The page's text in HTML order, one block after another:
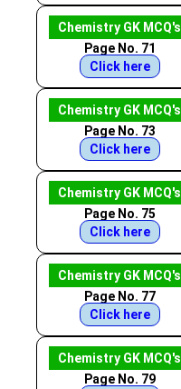
Chemistry GK MCQ's
Page No. 71
Click here
Chemistry GK MCQ's
Page No. 73
Click here
Chemistry GK MCQ's
Page No. 75
Click here
Chemistry GK MCQ's
Page No. 77
Click here
Chemistry GK MCQ's
Page No. 79